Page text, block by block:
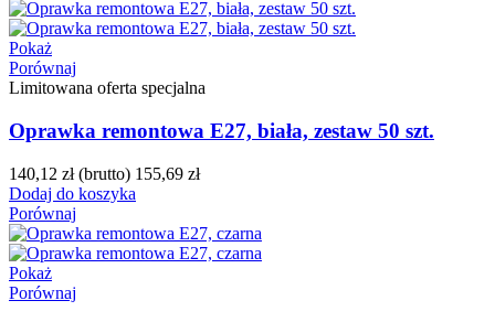
Pokaż
Porównaj
Limitowana oferta specjalna
Oprawka remontowa E27, biała, zestaw 50 szt.
140,12 zł (brutto) 155,69 zł
Dodaj do koszyka
Porównaj
Pokaż
Porównaj